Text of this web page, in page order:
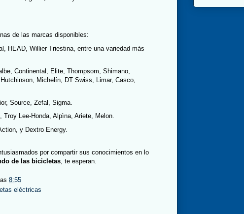
de las marcas disponibles:
HEAD, Willier Triestina, entre una variedad más
Continental, Elite, Thompsom, Shimano,
Michelín, DT Swiss, Limar, Casco,
Source, Zefal, Sigma.
Troy Lee-Honda, Alpìna, Ariete, Melon.
y Dextro Energy.
por compartir sus conocimientos en lo
de las bicicletas , te esperan.
8:55
eléctricas